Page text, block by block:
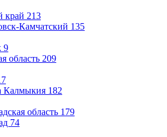
край 213
Камчатский 135
9
область 209
Калмыкия 182
область 179
74